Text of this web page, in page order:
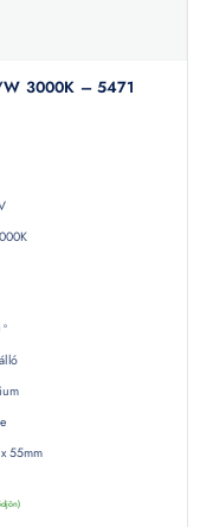
W 3000K – 5471
55mm